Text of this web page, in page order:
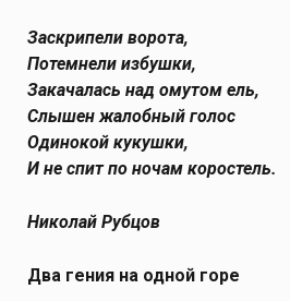
Заскрипели ворота,
Потемнели избушки,
Закачалась над омутом ель,
Слышен жалобный голос
Одинокой кукушки,
И не спит по ночам коростель.
Николай Рубцов
Два гения на одной горе